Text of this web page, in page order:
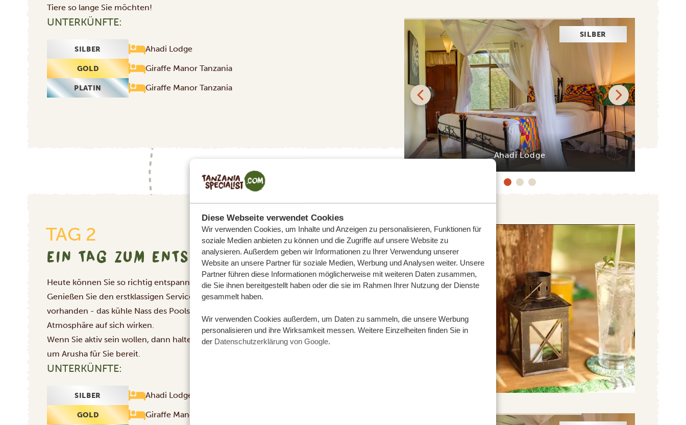
Diese Webseite verwendet Cookies
Wir verwenden Cookies, um Inhalte und Anzeigen zu personalisieren, Funktionen für
soziale Medien anbieten zu können und die Zugriffe auf unsere Website zu
analysieren. Außerdem geben wir Informationen zu Ihrer Verwendung unserer
Website an unsere Partner für soziale Medien, Werbung und Analysen weiter. Unsere
Partner führen diese Informationen möglicherweise mit weiteren Daten zusammen,
die Sie ihnen bereitgestellt haben oder die sie im Rahmen Ihrer Nutzung der Dienste
gesammelt haben.
Wir verwenden Cookies außerdem, um Daten zu sammeln, die unsere Werbung
personalisieren und ihre Wirksamkeit messen. Weitere Einzelheiten finden Sie in
der Datenschutzerklärung von Google.
Tiere so lange Sie möchten!
UNTERKÜNFTE:
SILBER Ahadi Lodge
GOLD Giraffe Manor Tanzania
PLATIN Giraffe Manor Tanzania
SILBER
Ahadi Lodge
TAG 2
EIN TAG ZUM ENTSPANNEN IN ARUSHA
Heute können Sie so richtig entspannen und den Tag so verbringen, wie Sie möchten.
Genießen Sie den erstklassigen Service in der Lodge, erfrischende Drinks oder - wenn
vorhanden - das kühle Nass des Pools und lassen Sie die authentisch afrikanische
Atmosphäre auf sich wirken.
Wenn Sie aktiv sein wollen, dann halten wir auch einigeinteressante Ausflüge
um Arusha für Sie bereit.
UNTERKÜNFTE:
SILBER Ahadi Lodge
GOLD Giraffe Manor Tanzania